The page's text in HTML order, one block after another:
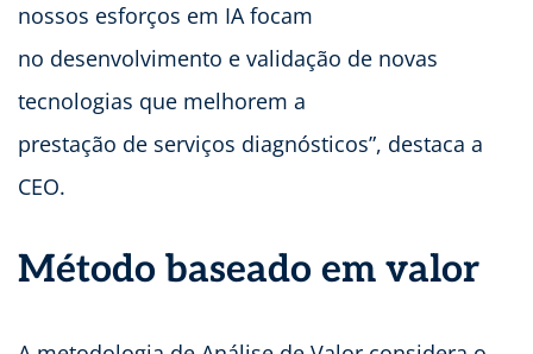
nossos esforços em IA focam
no desenvolvimento e validação de novas
tecnologias que melhorem a
prestação de serviços diagnósticos”, destaca a
CEO.
Método baseado em valor